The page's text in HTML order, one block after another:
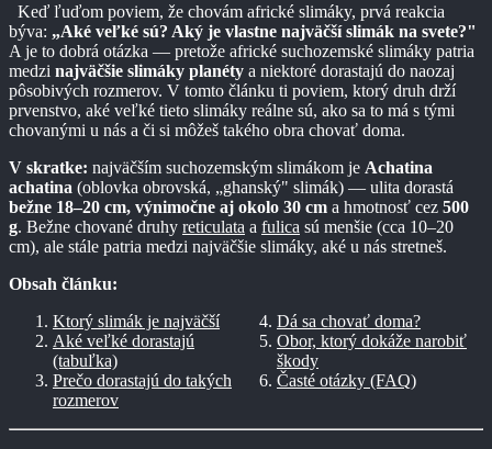
Keď ľuďom poviem, že chovám africké slimáky, prvá reakcia
býva: „Aké veľké sú? Aký je vlastne najväčší slimák na svete?"
A je to dobrá otázka — pretože africké suchozemské slimáky patria
medzi najväčšie slimáky planéty a niektoré dorastajú do naozaj
pôsobivých rozmerov. V tomto článku ti poviem, ktorý druh drží
prvenstvo, aké veľké tieto slimáky reálne sú, ako sa to má s tými
chovanými u nás a či si môžeš takého obra chovať doma.
V skratke: najväčším suchozemským slimákom je Achatina
achatina (oblovka obrovská, „ghanský" slimák) — ulita dorastá
bežne 18–20 cm, výnimočne aj okolo 30 cm a hmotnosť cez 500
g. Bežne chované druhy reticulata a fulica sú menšie (cca 10–20
cm), ale stále patria medzi najväčšie slimáky, aké u nás stretneš.
Obsah článku:
Ktorý slimák je najväčší
Aké veľké dorastajú
(tabuľka)
Prečo dorastajú do takých
rozmerov
Dá sa chovať doma?
Obor, ktorý dokáže narobiť
škody
Časté otázky (FAQ)